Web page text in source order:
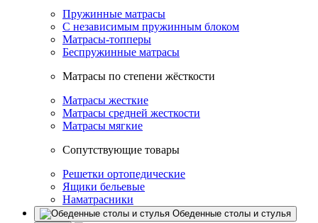
Пружинные матрасы
С независимым пружинным блоком
Матрасы-топперы
Беспружинные матрасы
Матрасы по степени жёсткости
Матрасы жесткие
Матрасы средней жесткости
Матрасы мягкие
Сопутствующие товары
Решетки ортопедические
Ящики бельевые
Наматрасники
Обеденные столы и стулья